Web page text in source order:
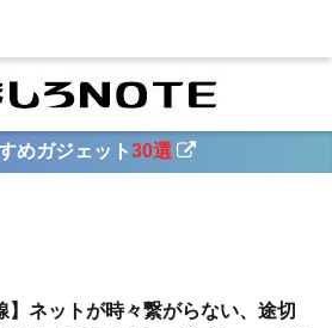
めガジェット30選
】ネットが時々繋がらない、途切